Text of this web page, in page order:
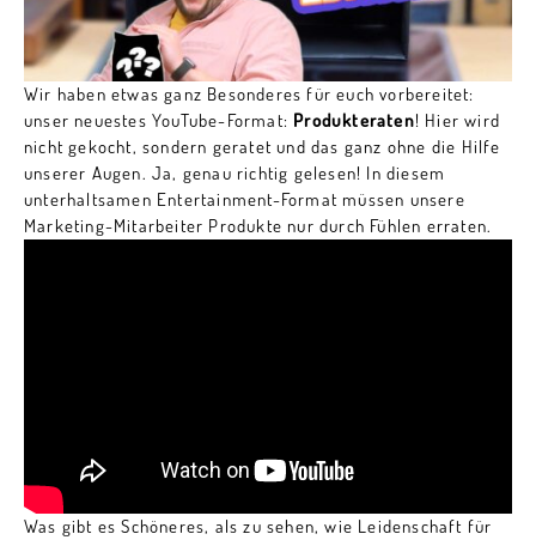
Wir haben etwas ganz Besonderes für euch vorbereitet:
unser neuestes YouTube-Format: Produkteraten! Hier wird
nicht gekocht, sondern geratet und das ganz ohne die Hilfe
unserer Augen. Ja, genau richtig gelesen! In diesem
unterhaltsamen Entertainment-Format müssen unsere
Marketing-Mitarbeiter Produkte nur durch Fühlen erraten.
Was gibt es Schöneres, als zu sehen, wie Leidenschaft für